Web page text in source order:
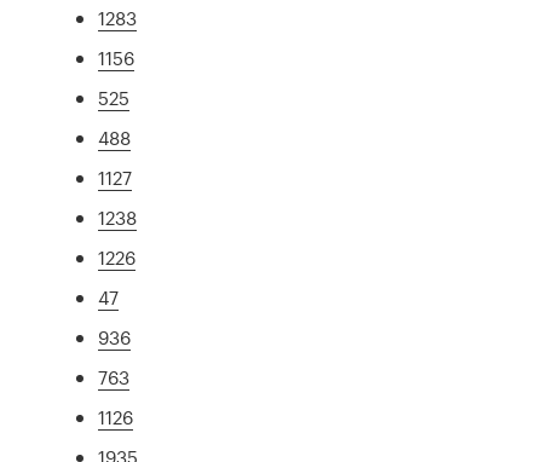
1283
1156
525
488
1127
1238
1226
47
936
763
1126
1935